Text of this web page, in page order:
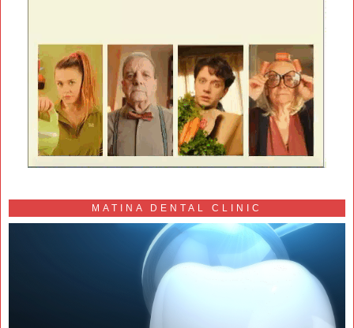
MATINA DENTAL CLINIC